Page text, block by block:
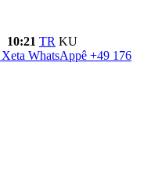
10:21 TR KU
Xeta WhatsAppê +49 176